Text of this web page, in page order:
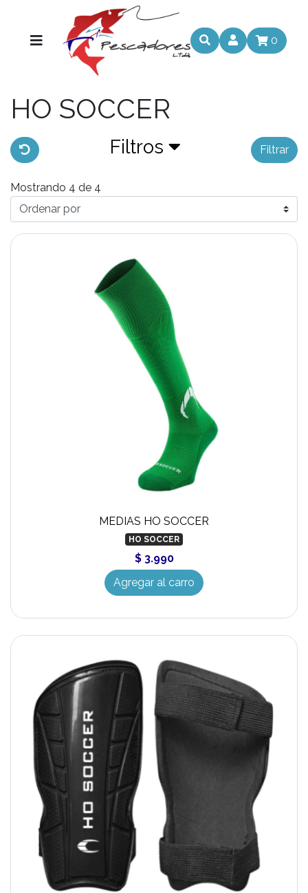
0
HO SOCCER
Filtros Filtrar
Mostrando 4 de 4
MEDIAS HO SOCCER
HO SOCCER
$ 3.990
Agregar al carro